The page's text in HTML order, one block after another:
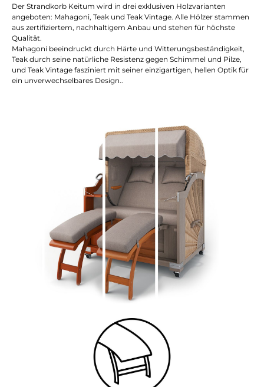
Der Strandkorb Keitum wird in drei exklusiven Holzvarianten
angeboten: Mahagoni, Teak und Teak Vintage. Alle Hölzer stammen
aus zertifiziertem, nachhaltigem Anbau und stehen für höchste
Qualität.
Mahagoni beeindruckt durch Härte und Witterungsbeständigkeit,
Teak durch seine natürliche Resistenz gegen Schimmel und Pilze,
und Teak Vintage fasziniert mit seiner einzigartigen, hellen Optik für
ein unverwechselbares Design..